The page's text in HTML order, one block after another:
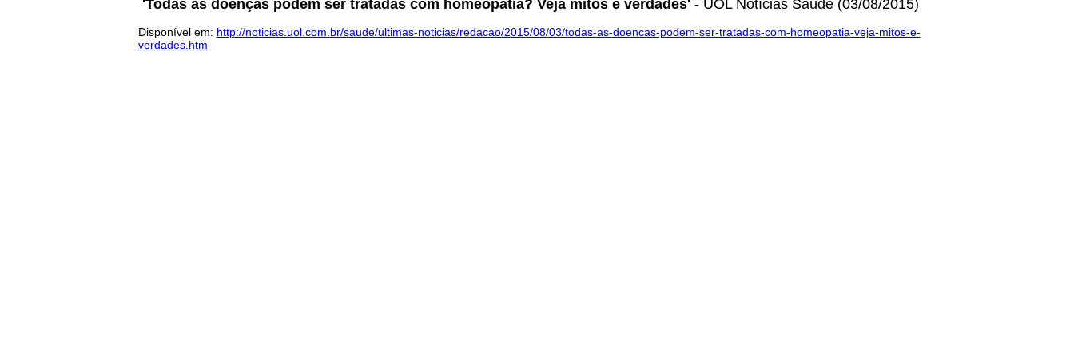
'Todas as doenças podem ser tratadas com homeopatia? Veja mitos e verdades' - UOL Notícias Saúde (03/08/2015)
Disponível em: http://noticias.uol.com.br/saude/ultimas-noticias/redacao/2015/08/03/todas-as-doencas-podem-ser-tratadas-com-homeopatia-veja-mitos-e-
verdades.htm